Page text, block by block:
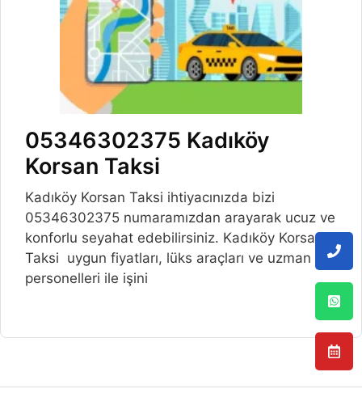
05346302375 Kadıköy
Korsan Taksi
Kadıköy Korsan Taksi ihtiyacınızda bizi
05346302375 numaramızdan arayarak ucuz ve
konforlu seyahat edebilirsiniz. Kadıköy Korsan
Taksi uygun fiyatları, lüks araçları ve uzman
personelleri ile işini